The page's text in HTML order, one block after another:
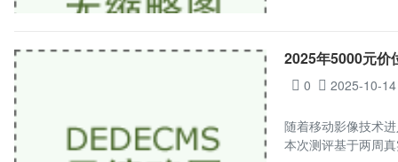
2025年5000元价
0 2025-10-
随着移动影像技术
本次测评基于两周